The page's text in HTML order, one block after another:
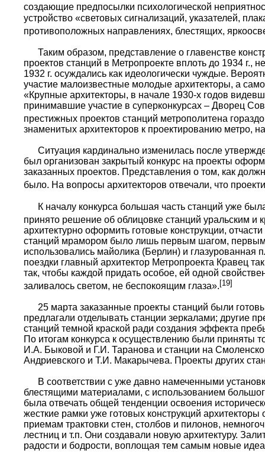
создающие предпосылки психологической
устройство «световых сигнализаций, указателей,
противоположных направлениях, блестящих,
Таким образом, представление о главенстве
проектов станций в Метропроекте вплоть до 1934 г.,
1932 г. осуждались как идеологически чуждые.
участие малоизвестные молодые архитекторы, а
«Крупные архитекторы, в начале 1930-х годов
принимавшие участие в суперконкурсах – Дворец
престижных проектов станций метрополитена
знаменитых архитекторов к проектированию метро,
Ситуация кардинально изменилась после
был организован закрытый конкурс на проекты
заказанных проектов. Представления о том, как
было. На вопросы архитекторов отвечали, что
К началу конкурса большая часть станций уже
принято решение об облицовке станций уральским
архитектурно оформить готовые конструкции,
станций мрамором было лишь первым шагом, первым
использовались майолика (Берлин) и глазурованная
поездки главный архитектор Метропроекта Кравец
так, чтобы каждой придать особое, ей одной
заливалось светом, не беспокоящим глаза». [19]
25 марта заказанные проекты станций были
предлагали отделывать станции зеркалами; другие
станций темной краской ради создания эффекта
По итогам конкурса к осуществлению были приняты
И.А. Быковой и Г.И. Таранова и станции на
Андриевского и Т.И. Макарычева. Проекты других
В соответствии с уже давно намеченными
блестящими материалами, с использованием
была отвечать общей тенденции освоения
жесткие рамки уже готовых конструкций
приемам трактовки стен, столбов и пилонов,
лестниц и т.п. Они создавали новую архитектуру.
радости и бодрости, воплощая тем самым новые